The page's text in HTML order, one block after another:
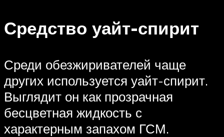
Средство уайт-спирит
Среди обезжиривателей чаще
других используется уайт-спирит.
Выглядит он как прозрачная
бесцветная жидкость с
характерным запахом ГСМ.